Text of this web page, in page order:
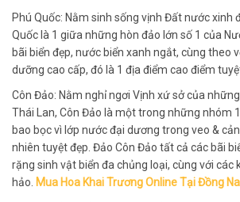
Phú Quốc: Nằm sinh sống vịnh Đất nước xinh
Quốc là 1 giữa những hòn đảo lớn số 1 của
bãi biển đẹp, nước biển xanh ngắt, cùng theo
dưỡng cao cấp, đó là 1 địa điểm cao điểm
Côn Đảo: Nằm nghỉ ngơi Vịnh xứ sở của
Thái Lan, Côn Đảo là một trong những nhóm
bao bọc vì lớp nước đại dương trong veo &
nhiên tuyệt đẹp. Đảo Côn Đảo tất cả các bãi
rặng sinh vật biển đa chủng loại, cùng với các
hảo. Mua Hoa Khai Trương Online Tại Đồng